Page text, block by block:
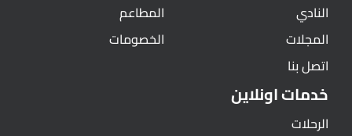
النادي
المجلات
اتصل بنا
المطاعم
الخصومات
خدمات اونلاين
الرحلات